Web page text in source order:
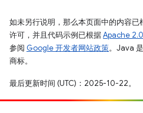
如未另行说明，那么本页面中的内容已
许可，并且代码示例已根据Apache
参阅 Google 开发者网站政策。Java
商标。
最后更新时间 (UTC)：2025-10-22。